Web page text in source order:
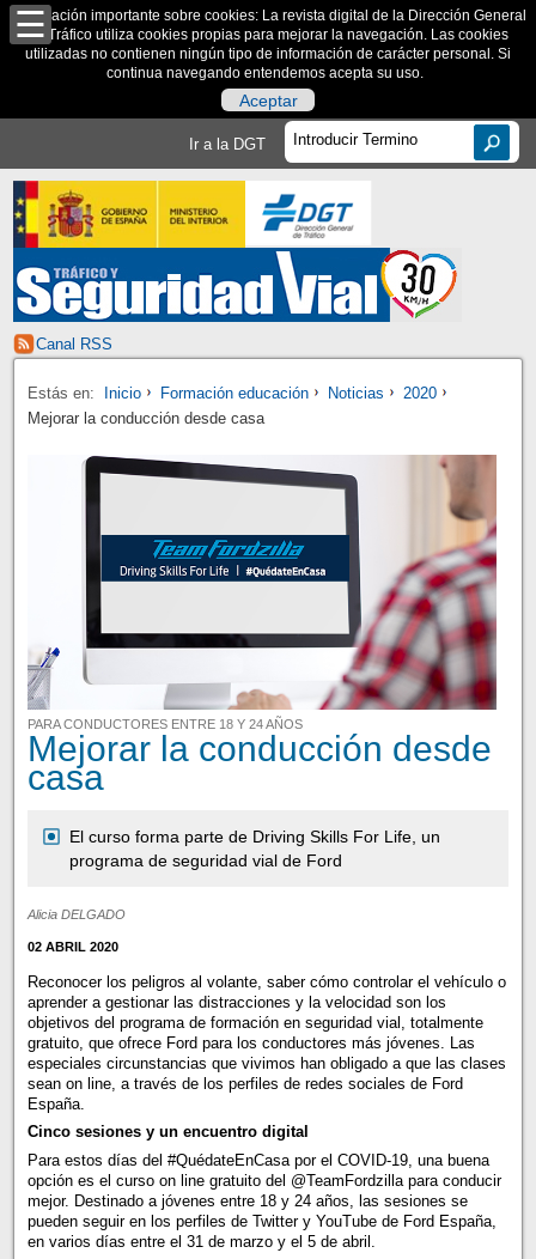
Información importante sobre cookies: La revista digital de la Dirección General
de Tráfico utiliza cookies propias para mejorar la navegación. Las cookies
utilizadas no contienen ningún tipo de información de carácter personal. Si
continua navegando entendemos acepta su uso.
Aceptar
Ir a la DGT
Canal RSS
Estás en: Inicio Formación educación Noticias
2020
Mejorar la conducción desde casa
PARA CONDUCTORES ENTRE 18 Y 24 AÑOS
Mejorar la conducción desde
casa
El curso forma parte de Driving Skills For Life, un
programa de seguridad vial de Ford
Alicia DELGADO
02 ABRIL 2020
Reconocer los peligros al volante, saber cómo controlar el vehículo o
aprender a gestionar las distracciones y la velocidad son los
objetivos del programa de formación en seguridad vial, totalmente
gratuito, que ofrece Ford para los conductores más jóvenes. Las
especiales circunstancias que vivimos han obligado a que las clases
sean on line, a través de los perfiles de redes sociales de Ford
España.
Cinco sesiones y un encuentro digital
Para estos días del #QuédateEnCasa por el COVID-19, una buena
opción es el curso on line gratuito del @TeamFordzilla para conducir
mejor. Destinado a jóvenes entre 18 y 24 años, las sesiones se
pueden seguir en los perfiles de Twitter y YouTube de Ford España,
en varios días entre el 31 de marzo y el 5 de abril.